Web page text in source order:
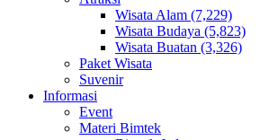
Wisata Alam (7,229)
Wisata Budaya (5,823)
Wisata Buatan (3,326)
Paket Wisata
Suvenir
Informasi
Event
Materi Bimtek